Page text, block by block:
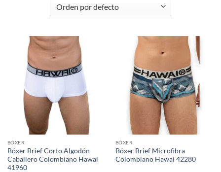
BÓXER
Bóxer Brief Corto Algodón
Caballero Colombiano Hawai
41960
BÓXER
Bóxer Brief Microfibra
Colombiano Hawai 42280